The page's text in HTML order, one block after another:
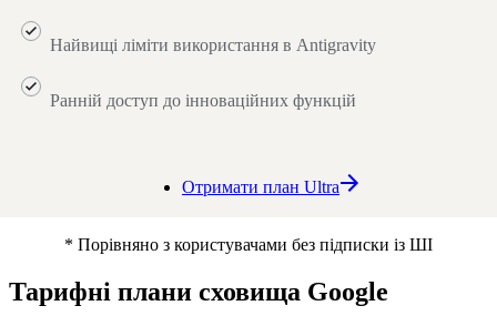
Найвищі ліміти використання в Antigravity
Ранній доступ до інноваційних функцій
Отримати план Ultra
* Порівняно з користувачами без підписки із ШІ
Тарифні плани сховища Google